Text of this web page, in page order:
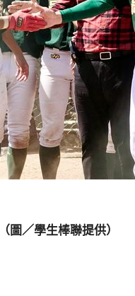
圖／學生棒聯提供）